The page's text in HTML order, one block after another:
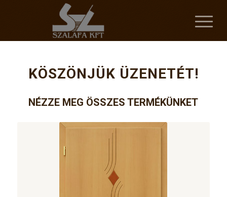
KÖSZÖNJÜK ÜZENETÉT!
NÉZZE MEG ÖSSZES TERMÉKÜNKET